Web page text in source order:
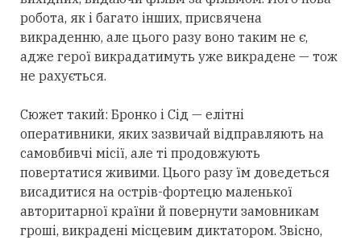
робота, як і багато інших, присвячена
викраденню, але цього разу воно таким не є,
адже герої викрадатимуть уже викрадене — тож
не рахується.
Сюжет такий: Бронко і Сід — елітні
оперативники, яких зазвичай відправляють на
самовбивчі місії, але ті продовжують
повертатися живими. Цього разу їм доведеться
висадитися на острів-фортецю маленької
авторитарної країни й повернути замовникам
гроші, викрадені місцевим диктатором. Звісно,